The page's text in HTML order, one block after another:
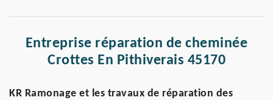
Entreprise réparation de cheminée
Crottes En Pithiverais 45170
KR Ramonage et les travaux de réparation des